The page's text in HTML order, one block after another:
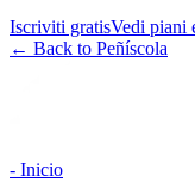
Iscriviti gratisVedi piani
← Back to Peñíscola
- Inicio